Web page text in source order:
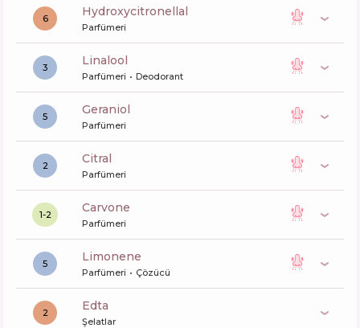
6 hydroxycitronellal
Parfümeri
3 linalool
Parfümeri Deodorant
5 geraniol
Parfümeri
2 citral
Parfümeri
1-2 carvone
Parfümeri
5 limonene
Parfümeri Çözücü
2 edta
Şelatlar